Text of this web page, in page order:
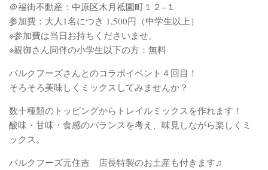
＠福街不動産：中原区木月祗園町１２−１
参加費：大人1名につき 1,500円（中学生以上）
※参加費は当日お持ちくださいませ。
※親御さん同伴の小学生以下の方：無料
バルクフーズさんとのコラボイベント４回目！
そろそろ美味しくミックスしてみませんか？
数十種類のトッピングからトレイルミックスを作れます！
酸味・甘味・食感のバランスを考え、味見しながら楽しく ミ
ックス。
バルクフーズ元住吉 店長特製のお土産も付きます♫